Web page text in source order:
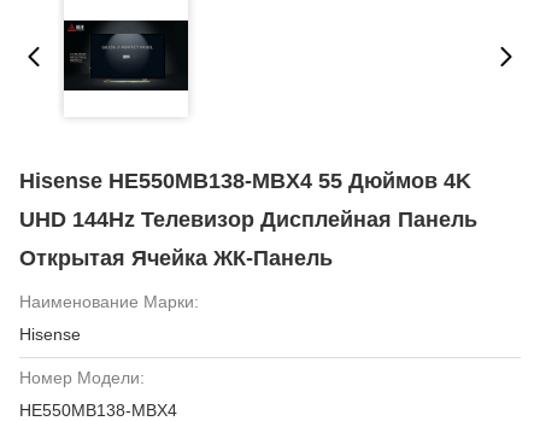
Hisense HE550MB138-MBX4 55 Дюймов 4K
UHD 144Hz Телевизор Дисплейная Панель
Открытая Ячейка ЖК-Панель
Наименование Марки:
Hisense
Номер Модели:
HE550MB138-MBX4